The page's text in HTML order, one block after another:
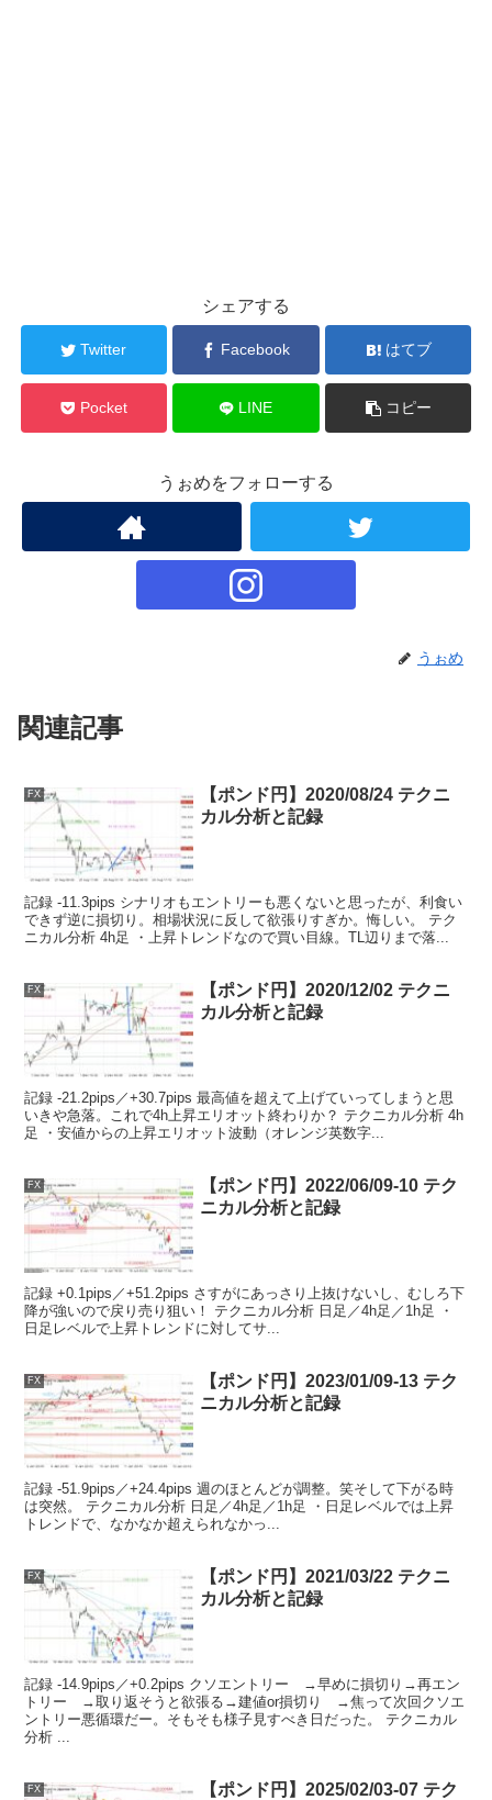
シェアする
Twitter Facebook はてブ
Pocket LINE コピー
うぉめをフォローする
うぉめ
関連記事
FX
【ポンド円】2020/08/24 テクニ
カル分析と記録
記録 -11.3pips シナリオもエントリーも悪くないと思ったが、利食い
できず逆に損切り。相場状況に反して欲張りすぎか。悔しい。 テク
ニカル分析 4h足 ・上昇トレンドなので買い目線。TL辺りまで落...
FX
【ポンド円】2020/12/02 テクニ
カル分析と記録
記録 -21.2pips／+30.7pips 最高値を超えて上げていってしまうと思
いきや急落。これで4h上昇エリオット終わりか？ テクニカル分析 4h
足 ・安値からの上昇エリオット波動（オレンジ英数字...
FX
【ポンド円】2022/06/09-10 テク
ニカル分析と記録
記録 +0.1pips／+51.2pips さすがにあっさり上抜けないし、むしろ下
降が強いので戻り売り狙い！ テクニカル分析 日足／4h足／1h足 ・
日足レベルで上昇トレンドに対してサ...
FX
【ポンド円】2023/01/09-13 テク
ニカル分析と記録
記録 -51.9pips／+24.4pips 週のほとんどが調整。笑そして下がる時
は突然。 テクニカル分析 日足／4h足／1h足 ・日足レベルでは上昇
トレンドで、なかなか超えられなかっ...
FX
【ポンド円】2021/03/22 テクニ
カル分析と記録
記録 -14.9pips／+0.2pips クソエントリー →早めに損切り→再エン
トリー →取り返そうと欲張る→建値or損切り →焦って次回クソエ
ントリー悪循環だー。そもそも様子見すべき日だった。 テクニカル
分析 ...
FX
【ポンド円】2025/02/03-07 テク